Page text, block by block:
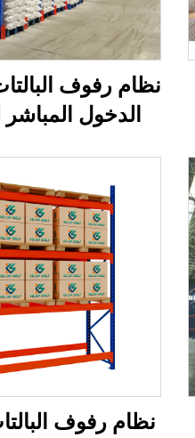
نظام رفوف
الدخول
نظام رفوف